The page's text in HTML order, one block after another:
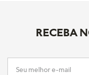
RECEBA